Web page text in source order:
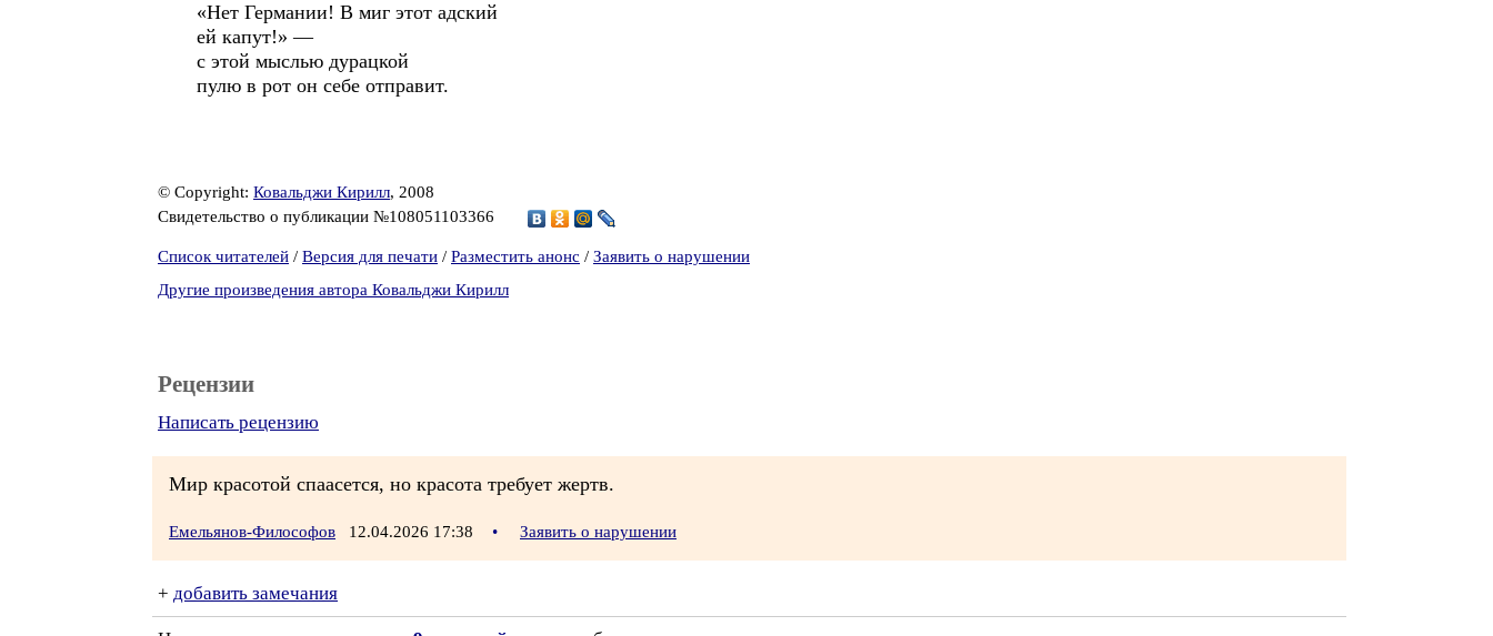
«Нет Германии! В миг этот адский
ей капут!» —
с этой мыслью дурацкой
пулю в рот он себе отправит.
© Copyright: Ковальджи Кирилл, 2008
Свидетельство о публикации №108051103366
Список читателей / Версия для печати / Разместить анонс / Заявить о нарушении
Другие произведения автора Ковальджи Кирилл
Рецензии
Написать рецензию
Мир красотой спаасется, но красота требует жертв.
Емельянов-Философов 12.04.2026 17:38 • Заявить о нарушении
+ добавить замечания